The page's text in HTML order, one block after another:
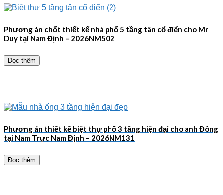
Phương án chốt thiết kế nhà phố 5 tầng tân cổ điển cho Mr
Duy tại Nam Định – 2026NM502
Đọc thêm
Phương án thiết kế biệt thự phố 3 tầng hiện đại cho anh Đông
tại Nam Trực Nam Định – 2026NM131
Đọc thêm